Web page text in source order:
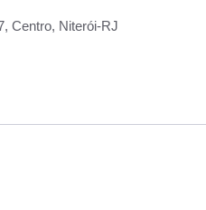
Centro, Niterói-RJ